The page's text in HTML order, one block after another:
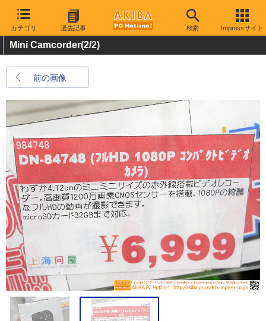
カテゴリ 過去記事 検索 Impressサイト
Mini Camcorder(2/2)
前の画像